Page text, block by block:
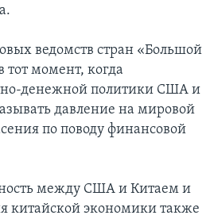
ведомств стран «Большой
тот момент, когда
денежной политики США и
давление на мировой
по поводу финансовой
между США и Китаем и
китайской экономики также